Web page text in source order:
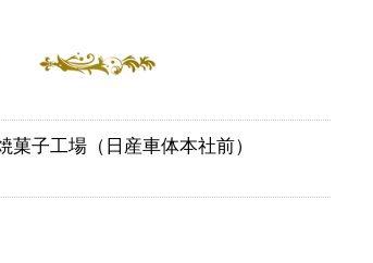
子工場（日産車体本社前）